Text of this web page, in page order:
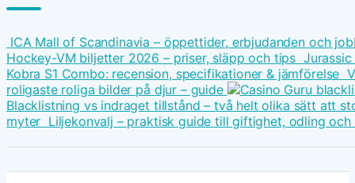
ICA Mall of Scandinavia – öppettider, erbjudanden och
Hockey-VM biljetter 2026 – priser, släpp och tips
Kobra S1 Combo: recension, specifikationer & jämförelse
roligaste roliga bilder på djur – guide
Blacklistning vs indraget tillstånd – två helt olika sätt att
myter Liljekonvalj – praktisk guide till giftighet, odling